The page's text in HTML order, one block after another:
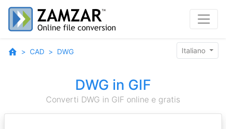
CAD DWG Italiano
DWG in GIF
Converti DWG in GIF online e gratis